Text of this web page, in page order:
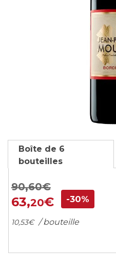
Skip
the
of
the
images
gallery
Boîte de 6
bouteilles
90,60€
63,20€ -30%
10,53€ / bouteille